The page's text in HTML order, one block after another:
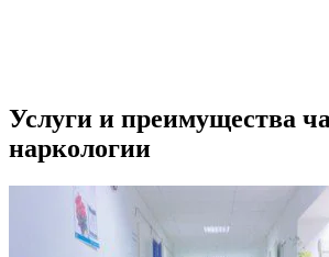
Услуги и преимущества
наркологии